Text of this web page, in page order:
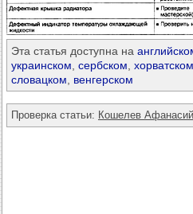
Эта статья доступна на
украинском, сербском, хорватском
словацком, венгерском
Проверка статьи: Кошелев Афанасий